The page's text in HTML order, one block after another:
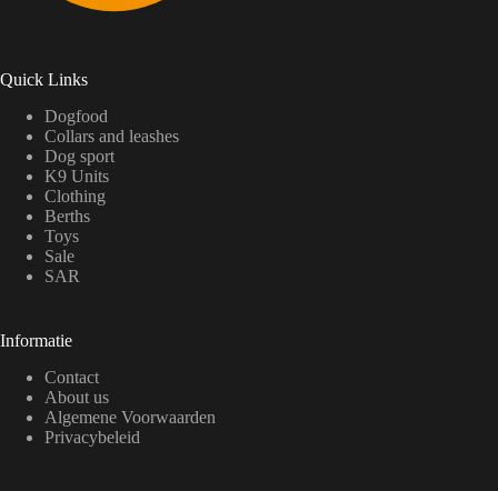
Quick Links
Dogfood
Collars and leashes
Dog sport
K9 Units
Clothing
Berths
Toys
Sale
SAR
Informatie
Contact
About us
Algemene Voorwaarden
Privacybeleid